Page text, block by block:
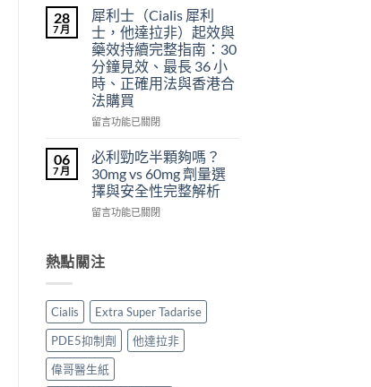
利
士
效
果
怎
麼
樣？
副
作
大
嗎？〉
中
威
壯
哪
裡
買？
年
齡
來
是
性
福
的
終
度
必
利
勁
POXET-
60（達
泊
西
副
作
用
全
常
見
應、
發
生
率〉
中
28
7 月
犀利士（Cialis 犀利
士，他達拉非）起效與
藥效持續完整指南：30
分鐘見效、最長 36 小
時、正確用法與香港合
法購買
在
利
士
（Cialis
犀
利
達
起
效
與
藥
效
持
留言功能已關閉
06
7 月
必利勁吃半顆夠嗎？
30mg vs 60mg 劑量選
擇與安全性完整解析
在
勁
吃
顆
夠
嗎？
30mg
vs
60mg
留言功能已關閉
熱點關注
Cialis
Extra Super Tadarise
PDE5抑制劑
他達拉非
偉哥醫生紙